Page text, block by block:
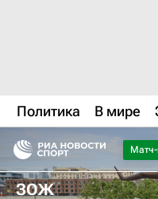
Политика В мире
Матч-
ЗОЖ